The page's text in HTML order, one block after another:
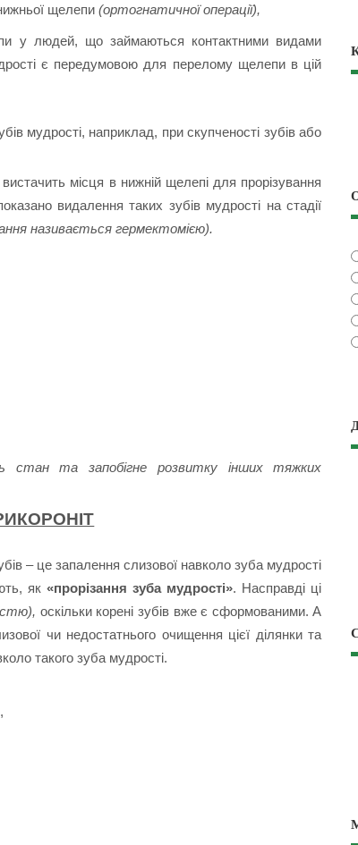
щелепи (ортогнатичної операції),
у людей, що займаються контактними видами
є передумовою для перелому щелепи в цій
мудрості, наприклад, при скупченості зубів або
місця в нижній щелепі для прорізування
видалення таких зубів мудрості на стадії
називається гермектомією).
стан та запобігне розвитку інших тяжких
– це запалення слизової навколо зуба мудрості
як «прорізання зуба мудрості». Насправді ці
оскільки корені зубів вже є сформованими. А
чи недостатнього очищення цієї ділянки та
такого зуба мудрості.